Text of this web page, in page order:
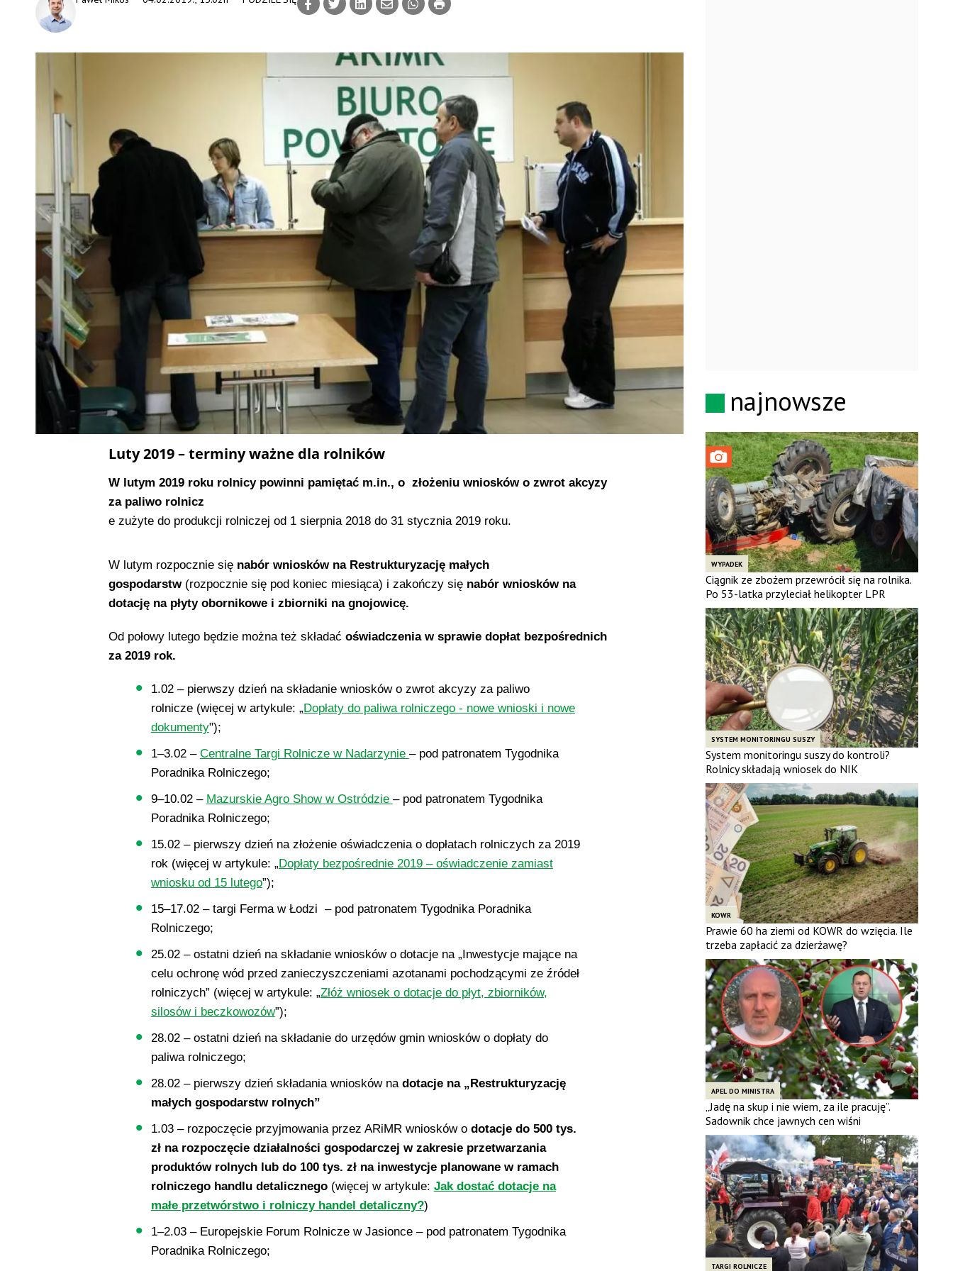
Luty 2019 – terminy ważne dla rolników
W lutym 2019 roku rolnicy powinni pamiętać m.in., o złożeniu wniosków o zwrot akcyzy
za paliwo rolnicz
e zużyte do produkcji rolniczej od 1 sierpnia 2018 do 31 stycznia 2019 roku.
W lutym rozpocznie się nabór wniosków na Restrukturyzację małych
gospodarstw (rozpocznie się pod koniec miesiąca) i zakończy się nabór wniosków na
dotację na płyty obornikowe i zbiorniki na gnojowicę.
Od połowy lutego będzie można też składać oświadczenia w sprawie dopłat bezpośrednich
za 2019 rok.
1.02 – pierwszy dzień na składanie wniosków o zwrot akcyzy za paliwo
rolnicze (więcej w artykule: „Dopłaty do paliwa rolniczego - nowe wnioski i nowe
dokumenty");
1–3.02 – Centralne Targi Rolnicze w Nadarzynie – pod patronatem Tygodnika
Poradnika Rolniczego;
9–10.02 – Mazurskie Agro Show w Ostródzie – pod patronatem Tygodnika
Poradnika Rolniczego;
15.02 – pierwszy dzień na złożenie oświadczenia o dopłatach rolniczych za 2019
rok (więcej w artykule: „Dopłaty bezpośrednie 2019 – oświadczenie zamiast
wniosku od 15 lutego”);
15–17.02 – targi Ferma w Łodzi – pod patronatem Tygodnika Poradnika
Rolniczego;
25.02 – ostatni dzień na składanie wniosków o dotacje na „Inwestycje mające na
celu ochronę wód przed zanieczyszczeniami azotanami pochodzącymi ze źródeł
rolniczych” (więcej w artykule: „Złóż wniosek o dotacje do płyt, zbiorników,
silosów i beczkowozów”);
28.02 – ostatni dzień na składanie do urzędów gmin wniosków o dopłaty do
paliwa rolniczego;
28.02 – pierwszy dzień składania wniosków na dotacje na „Restrukturyzację
małych gospodarstw rolnych”
1.03 – rozpoczęcie przyjmowania przez ARiMR wniosków odotacje do 500 tys.
zł na rozpoczęcie działalności gospodarczej w zakresie przetwarzania
produktów rolnych lub do 100 tys. zł na inwestycje planowane w ramach
rolniczego handlu detalicznego(więcej w artykule: Jak dostać dotacje na
małe przetwórstwo i rolniczy handel detaliczny?)
1–2.03 – Europejskie Forum Rolnicze w Jasionce – pod patronatem Tygodnika
Poradnika Rolniczego;
najnowsze
WYPADEK
Ciągnik ze zbożem przewrócił się na rolnika.
Po 53-latka przyleciał helikopter LPR
SYSTEM MONITORINGU SUSZY
System monitoringu suszy do kontroli?
Rolnicy składają wniosek do NIK
KOWR
Prawie 60 ha ziemi od KOWR do wzięcia. Ile
trzeba zapłacić za dzierżawę?
APEL DO MINISTRA
„Jadę na skup i nie wiem, za ile pracuję”.
Sadownik chce jawnych cen wiśni
TARGI ROLNICZE